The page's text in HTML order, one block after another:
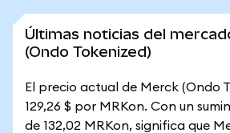
Últimas noticias del
(Ondo Tokenized)
El precio actual de Merck (Ondo
129,26 $ por MRKon. Con un
de 132,02 MRKon, significa que